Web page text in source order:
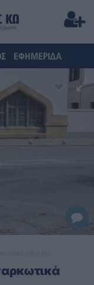
ΕΦΗΜΕΡΙΔΑ